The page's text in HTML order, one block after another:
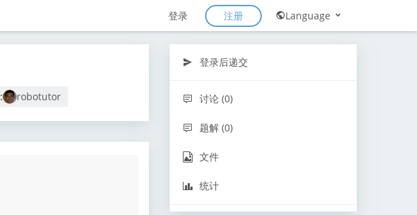
登录 注册 Language
robotutor
登录后递交
讨论 (0)
题解 (0)
文件
统计